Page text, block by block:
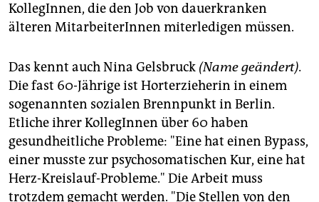
KollegInnen, die den Job von dauerkranken
älteren MitarbeiterInnen miterledigen müssen.
Das kennt auch Nina Gelsbruck (Name geändert).
Die fast 60-Jährige ist Horterzieherin in einem
sogenannten sozialen Brennpunkt in Berlin.
Etliche ihrer KollegInnen über 60 haben
gesundheitliche Probleme: "Eine hat einen Bypass,
einer musste zur psychosomatischen Kur, eine hat
Herz-Kreislauf-Probleme." Die Arbeit muss
trotzdem gemacht werden. "Die Stellen von den